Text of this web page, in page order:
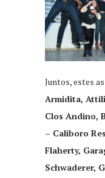
Juntos, estes
Armidita,
Clos Andino,
– Caliboro
Flaherty,
Schwaderer,